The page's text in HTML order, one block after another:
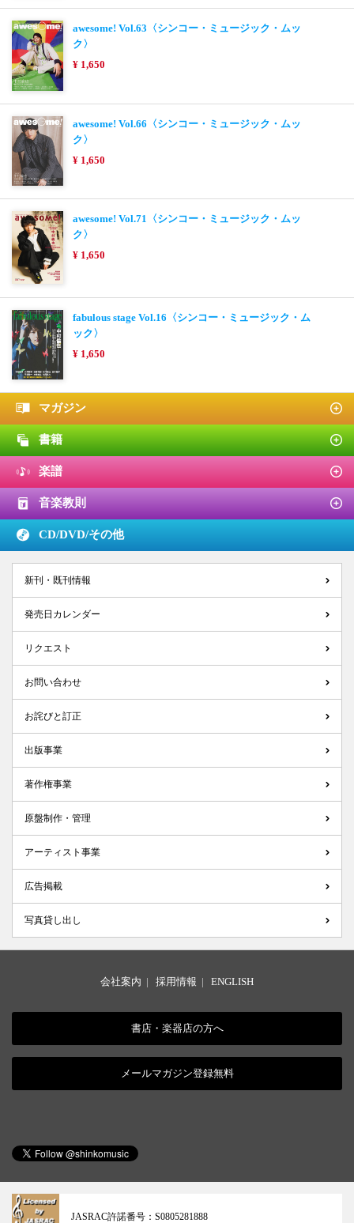
awesome! Vol.63〈シンコー・ミュージック・ムッ
ク〉
¥ 1,650
awesome! Vol.66〈シンコー・ミュージック・ムッ
ク〉
¥ 1,650
awesome! Vol.71〈シンコー・ミュージック・ムッ
ク〉
¥ 1,650
fabulous stage Vol.16〈シンコー・ミュージック・ム
ック〉
¥ 1,650
マガジン
書籍
楽譜
音楽教則
CD/DVD/その他
新刊・既刊情報
発売日カレンダー
リクエスト
お問い合わせ
お詫びと訂正
出版事業
著作権事業
原盤制作・管理
アーティスト事業
広告掲載
写真貸し出し
会社案内 | 採用情報 | ENGLISH
書店・楽器店の方へ
メールマガジン登録無料
JASRAC許諾番号： S0805281888